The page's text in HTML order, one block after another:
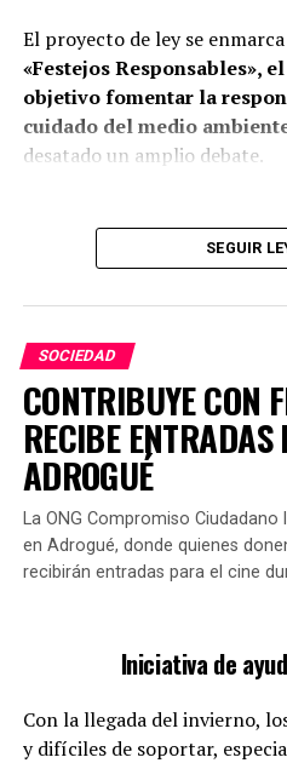
Durante el evento en la
desafíos que enfrentan las
integrarse en una sociedad
considera. Para asistir, no es
previa; simplemente se puede
enfoque busca reflejar un
inclusión.
El proyecto de ley se
«Festejos Responsables»,
objetivo fomentar la
cuidado del medio
desatado un amplio debate.
Esta tradición, que lleva
graduados cubiertos de
recorriendo las calles. Este
secundarios, institutos
Es una costumbre que
SEGUIR
SOCIEDAD
CONTRIBUYE CON
RECIBE ENTRADAS
ADROGUÉ
La ONG Compromiso
en Adrogué, donde quienes
recibirán entradas para el cine
Iniciativa de
Con la llegada del invierno,
y difíciles de soportar,